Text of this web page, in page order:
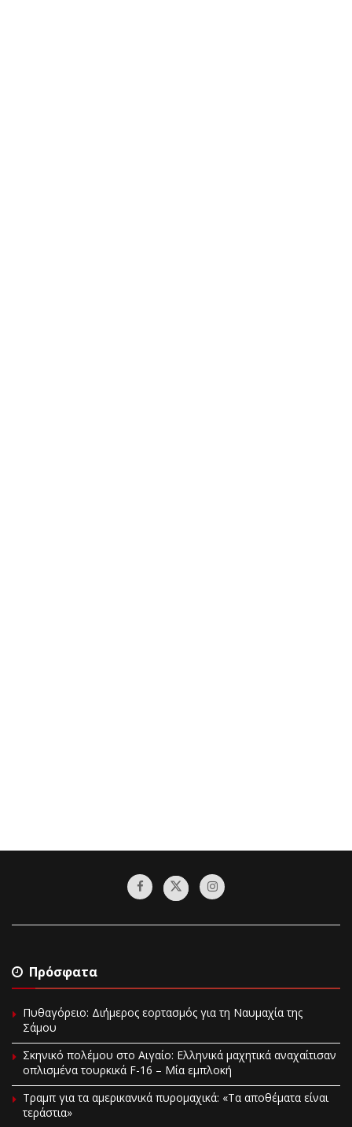
Πρόσφατα
Πυθαγόρειο: Διήμερος εορτασμός για τη Ναυμαχία της
Σάμου
Σκηνικό πολέμου στο Αιγαίο: Ελληνικά μαχητικά αναχαίτισαν
οπλισμένα τουρκικά F-16 – Μία εμπλοκή
Τραμπ για τα αμερικανικά πυρομαχικά: «Τα αποθέματα είναι
τεράστια»